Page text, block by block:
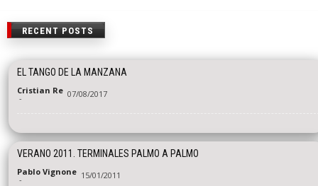
RECENT POSTS
EL TANGO DE LA MANZANA
Cristian Re
- 07/08/2017
VERANO 2011. TERMINALES PALMO A PALMO
Pablo Vignone
- 15/01/2011